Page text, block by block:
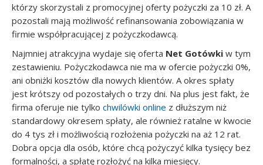
którzy skorzystali z promocyjnej oferty pożyczki za 10 zł. A
pozostali mają możliwość refinansowania zobowiązania w
firmie współpracującej z pożyczkodawcą.
Najmniej atrakcyjna wydaje się oferta Net Gotówki w tym
zestawieniu. Pożyczkodawca nie ma w ofercie pożyczki 0%,
ani obniżki kosztów dla nowych klientów. A okres spłaty
jest krótszy od pozostałych o trzy dni. Na plus jest fakt, że
firma oferuje nie tylko chwilówki online z dłuższym niż
standardowy okresem spłaty, ale również ratalne w kwocie
do 4 tys zł i możliwością rozłożenia pożyczki na aż 12 rat.
Dobra opcja dla osób, które chcą pożyczyć kilka tysięcy bez
formalności, a spłatę rozłożyć na kilka miesięcy.